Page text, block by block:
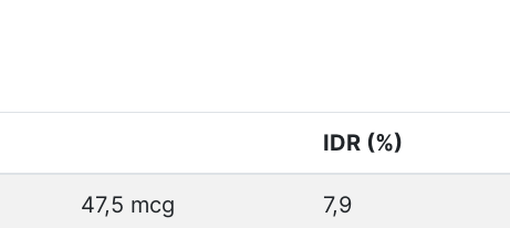
IDR (%)
47,5 mcg 7,9